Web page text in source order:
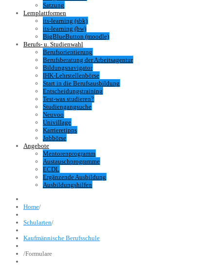
Satzung
Lernplattformen
its-learning (sbk)
its-learning (bw)
BigBlueButton (moodle)
Berufs- u. Studienwahl
Berufsorientierung
Berufsberatung der Arbeitsagentur
Bildungsnavigator
IHK-Lehrstellenbörse
Start in die Berufsausbildung
Entscheidungstraining
Test-was studieren?
Studiengangsuche
Neuvoo
Univillage
Karrieretipps
Jobbörse
Angebote
Mentorenprogramm
Austauschprogramme
ECDL
Ergänzende Ausbildung
Ausbildungshilfen
Home/
Schularten/
Kaufmännische Berufsschule
/Formulare